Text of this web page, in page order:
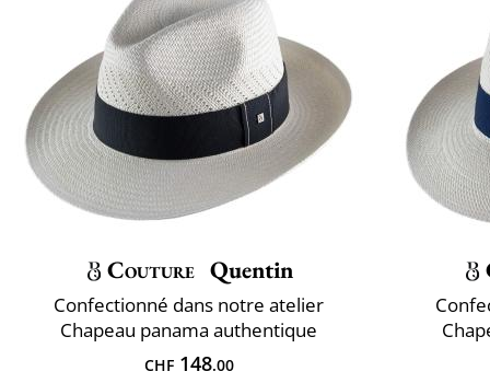
Couture Quentin
Confectionné dans notre atelier
Chapeau panama authentique
CHF148.00